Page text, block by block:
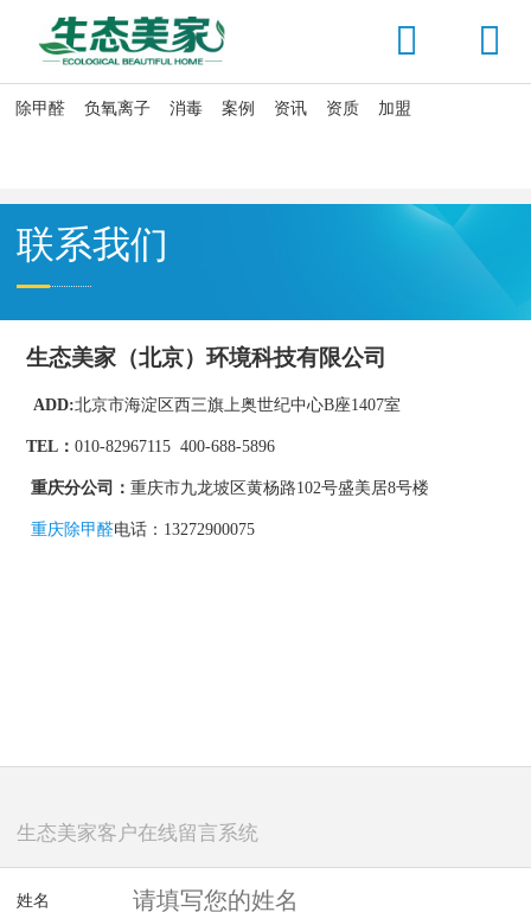


除甲醛 负氧离子 消毒 案例 资讯 资质 加盟
联系我们
生态美家（北京）环境科技有限公司
ADD:北京市海淀区西三旗上奥世纪中心B座1407室
TEL： 010-82967115 400-688-5896
重庆分公司： 重庆市九龙坡区黄杨路102号盛美居8号楼
重庆除甲醛电话：13272900075
生态美家客户在线留言系统
姓名